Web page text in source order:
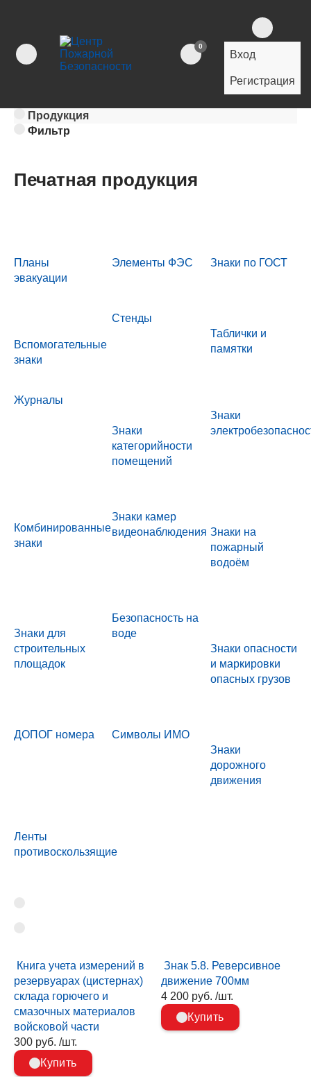
0
Вход
Регистрация
Продукция
Фильтр
Печатная продукция
Планы
эвакуации
Элементы ФЭС Знаки по ГОСТ
Вспомогательные
знаки
Стенды
Таблички и
памятки
Журналы
Знаки
категорийности
помещений
Знаки
Комбинированные
знаки
Знаки камер
видеонаблюдения Знаки на
пожарный
водоём
Знаки для
строительных
площадок
Безопасность на
воде
Знаки опасности
и маркировки
опасных грузов
ДОПОГ номера
Символы ИМО
Знаки
дорожного
движения
Ленты
противоскользящие
Книга учета измерений в
резервуарах (цистернах)
склада горючего и
смазочных материалов
войсковой части
300 руб. /шт.
Купить
Знак 5.8. Реверсивное
движение 700мм
4 200 руб. /шт.
Купить